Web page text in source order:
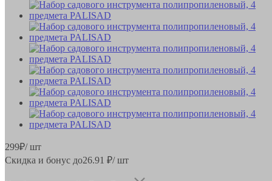
299₽/ шт
Скидка и бонус до26.91 ₽/ шт